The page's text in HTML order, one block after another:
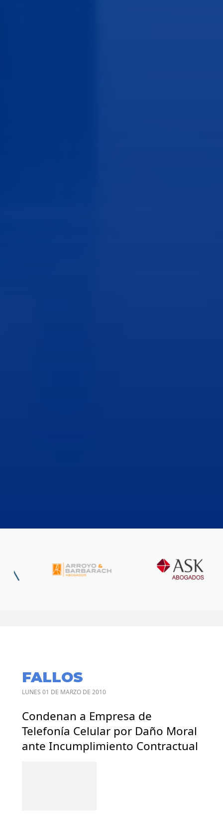
FALLOS
LUNES 01 DE MARZO DE 2010
Condenan a Empresa de
Telefonía Celular por Daño Moral
ante Incumplimiento Contractual